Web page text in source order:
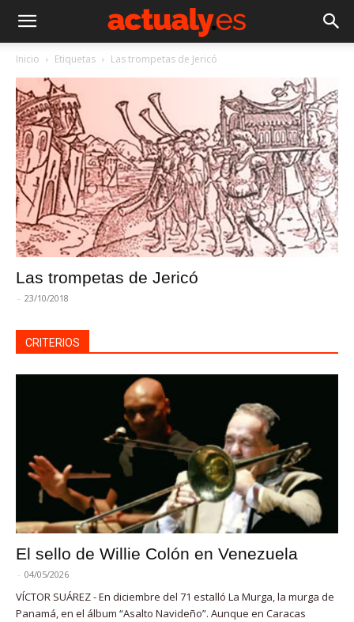
Inicio Etiquetas Las trompetas de Jericó
Las trompetas de Jericó
- 23/10/2018
CRITERIOS
El sello de Willie Colón en Venezuela
- 04/05/2026
VÍCTOR SUÁREZ - En diciembre del 71 estalló La Murga, la murga de
Panamá, en el álbum “Asalto Navideño”. Aunque en Caracas